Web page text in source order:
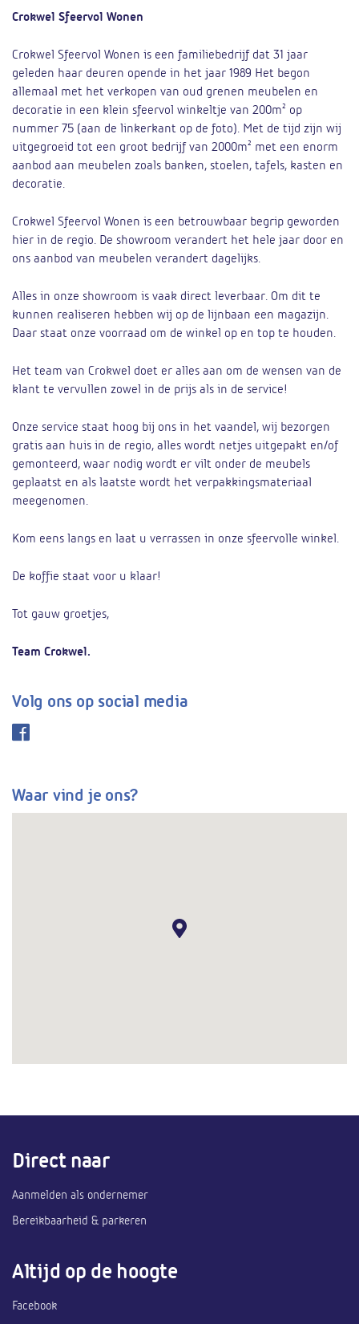
Crokwel Sfeervol Wonen
Crokwel Sfeervol Wonen is een familiebedrijf dat 31 jaar
geleden haar deuren opende in het jaar 1989 Het begon
allemaal met het verkopen van oud grenen meubelen en
decoratie in een klein sfeervol winkeltje van 200m² op
nummer 75 (aan de linkerkant op de foto). Met de tijd zijn wij
uitgegroeid tot een groot bedrijf van 2000m² met een enorm
aanbod aan meubelen zoals banken, stoelen, tafels, kasten en
decoratie.
Crokwel Sfeervol Wonen is een betrouwbaar begrip geworden
hier in de regio. De showroom verandert het hele jaar door en
ons aanbod van meubelen verandert dagelijks.
Alles in onze showroom is vaak direct leverbaar. Om dit te
kunnen realiseren hebben wij op de lijnbaan een magazijn.
Daar staat onze voorraad om de winkel op en top te houden.
Het team van Crokwel doet er alles aan om de wensen van de
klant te vervullen zowel in de prijs als in de service!
Onze service staat hoog bij ons in het vaandel, wij bezorgen
gratis aan huis in de regio, alles wordt netjes uitgepakt en/of
gemonteerd, waar nodig wordt er vilt onder de meubels
geplaatst en als laatste wordt het verpakkingsmateriaal
meegenomen.
Kom eens langs en laat u verrassen in onze sfeervolle winkel.
De koffie staat voor u klaar!
Tot gauw groetjes,
Team Crokwel.
Volg ons op social media
Waar vind je ons?
Direct naar
Aanmelden als ondernemer
Bereikbaarheid & parkeren
Altijd op de hoogte
Facebook